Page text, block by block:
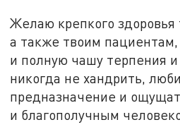
Желаю крепкого
а также твоим
и полную чашу терпения
никогда не хандрить,
предназначение и
и благополучным